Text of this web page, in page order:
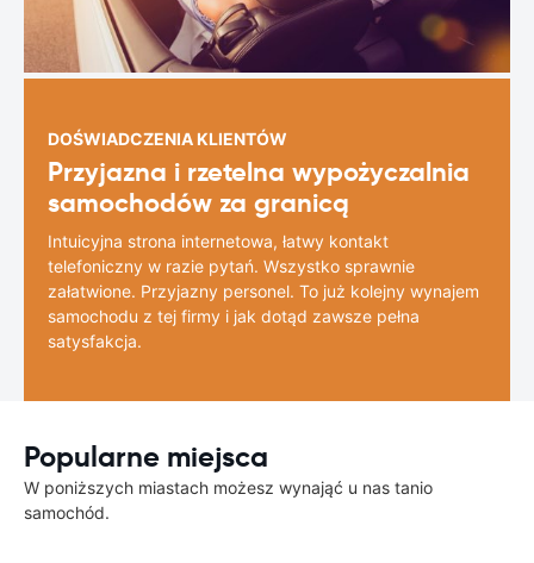
DOŚWIADCZENIA KLIENTÓW
Przyjazna i rzetelna wypożyczalnia
samochodów za granicą
Intuicyjna strona internetowa, łatwy kontakt
telefoniczny w razie pytań. Wszystko sprawnie
załatwione. Przyjazny personel. To już kolejny wynajem
samochodu z tej firmy i jak dotąd zawsze pełna
satysfakcja.
Popularne miejsca
W poniższych miastach możesz wynająć u nas tanio
samochód.